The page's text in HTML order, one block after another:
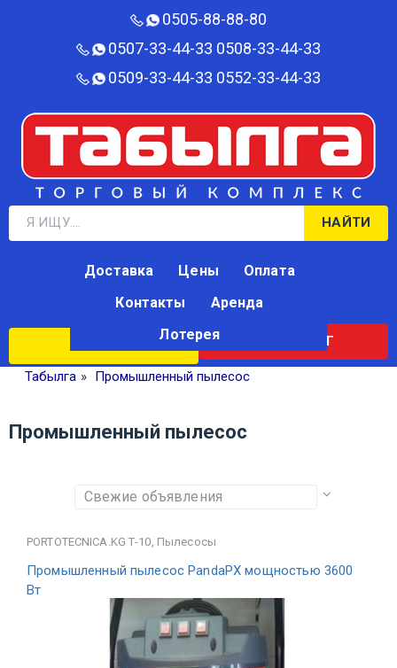
0505-88-88-80‬
0507-33-44-33 0508-33-44-33
0509-33-44-33 0552-33-44-33
НАЙТИ
КАТАЛОГ
Доставка Цены
Оплата
Контакты
Аренда
Лотерея
Табылга » Промышленный пылесос
Промышленный пылесос
PORTOTECNICA.KG Т-10 Пылесосы
Промышленный пылесос PandaPX мощностью 3600
Вт